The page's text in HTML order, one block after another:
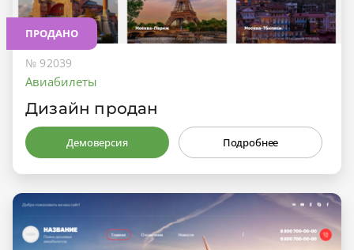
ПРОДАНО
№ 92039
Авиабилеты
Дизайн продан
Демоверсия Подробнее